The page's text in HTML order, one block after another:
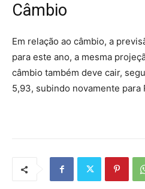
Câmbio
Em relação ao câmbio, a
para este ano, a mesma
câmbio também deve cair,
5,93, subindo novamente para